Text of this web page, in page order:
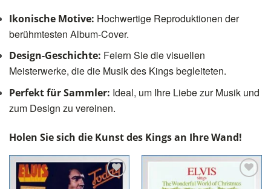
Ikonische Motive: Hochwertige Reproduktionen der
berühmtesten Album-Cover.
Design-Geschichte: Feiern Sie die visuellen
Meisterwerke, die die Musik des Kings begleiteten.
Perfekt für Sammler: Ideal, um Ihre Liebe zur Musik und
zum Design zu vereinen.
Holen Sie sich die Kunst des Kings an Ihre Wand!
Zur
Zur